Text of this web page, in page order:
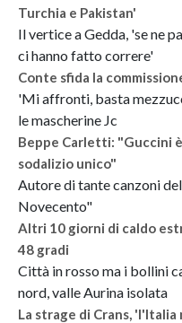
Turchia e Pakistan'
Il vertice a Gedda, 'se ne
ci hanno fatto correre'
Conte sfida la
'Mi affronti, basta
le mascherine Jc
Beppe Carletti: "Guccini
sodalizio unico"
Autore di tante canzoni
Novecento"
Altri 10 giorni di caldo
48 gradi
Città in rosso ma i bollini
nord, valle Aurina isolata
La strage di Crans,